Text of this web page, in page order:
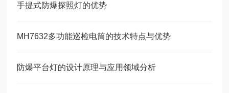
手提式防爆探照灯的优势
MH7632多功能巡检电筒的技术特点与优势
防爆平台灯的设计原理与应用领域分析